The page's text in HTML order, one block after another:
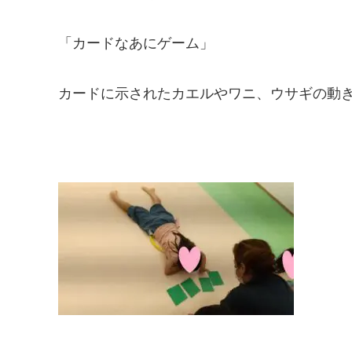
「カードなあにゲーム」
カードに示されたカエルやワニ、ウサギの動